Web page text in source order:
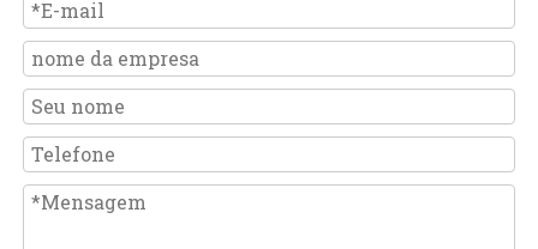
Por que a qualidade da tira do biquíni pode fazer ou quebrar sua marca de roupas de banho
Como os trajes de banho OEM de quatro agulhas e seis fios resolvem os pontos problemáticos de 2.026 e aumentam a lucratividade da marca
2026-04-08
Por trás das costuras: como dominamos o controle de qualidade na fabricação de roupas de banho de alta qualidade
2026-04-07
Como escolher fabricantes de roupas de banho confiáveis ​​para sua marca?
Qual é a diferença entre roupas de banho e roupas de praia?
06/08/2026
Como encontrar um fabricante OEM de biquínis confiável na China
Guia de fabricação de biquínis: tecnologia de tecido, engenharia de ajuste e controle de qualidade OEM
04/08/2026